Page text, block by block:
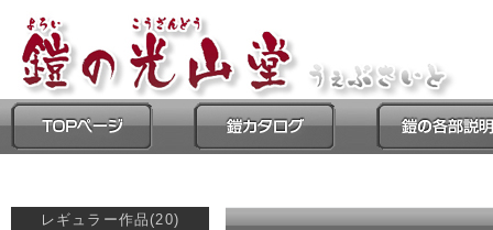
レギュラー作品(20)